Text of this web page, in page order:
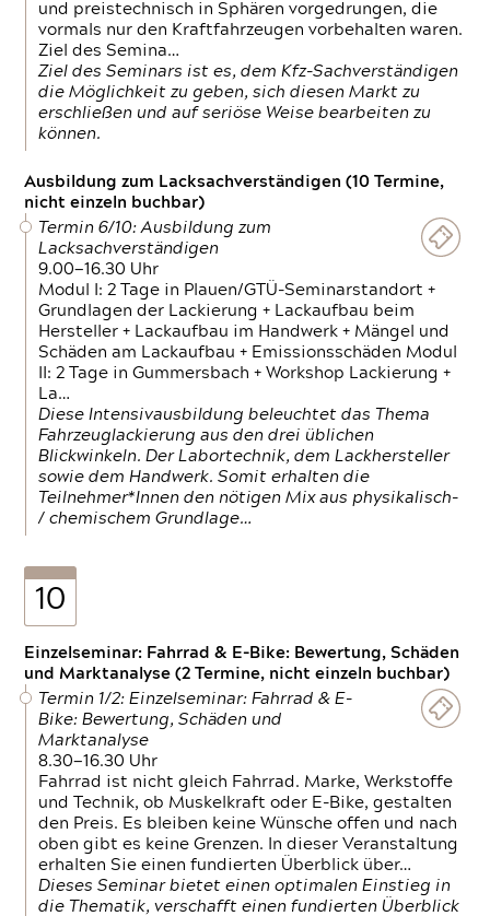
und preistechnisch in Sphären vorgedrungen, die
vormals nur den Kraftfahrzeugen vorbehalten waren.
Ziel des Semina…
Ziel des Seminars ist es, dem Kfz-Sachverständigen
die Möglichkeit zu geben, sich diesen Markt zu
erschließen und auf seriöse Weise bearbeiten zu
können.
Ausbildung zum Lacksachverständigen (10 Termine,
nicht einzeln buchbar)
Termin 6/10: Ausbildung zum
Lacksachverständigen
9.00—16.30 Uhr
Modul I: 2 Tage in Plauen/GTÜ-Seminarstandort +
Grundlagen der Lackierung + Lackaufbau beim
Hersteller + Lackaufbau im Handwerk + Mängel und
Schäden am Lackaufbau + Emissionsschäden Modul
II: 2 Tage in Gummersbach + Workshop Lackierung +
La…
Diese Intensivausbildung beleuchtet das Thema
Fahrzeuglackierung aus den drei üblichen
Blickwinkeln. Der Labortechnik, dem Lackhersteller
sowie dem Handwerk. Somit erhalten die
Teilnehmer*Innen den nötigen Mix aus physikalisch-
/ chemischem Grundlage…
10
Einzelseminar: Fahrrad & E-Bike: Bewertung, Schäden
und Marktanalyse (2 Termine, nicht einzeln buchbar)
Termin 1/2: Einzelseminar: Fahrrad & E-
Bike: Bewertung, Schäden und
Marktanalyse
8.30—16.30 Uhr
Fahrrad ist nicht gleich Fahrrad. Marke, Werkstoffe
und Technik, ob Muskelkraft oder E-Bike, gestalten
den Preis. Es bleiben keine Wünsche offen und nach
oben gibt es keine Grenzen. In dieser Veranstaltung
erhalten Sie einen fundierten Überblick über…
Dieses Seminar bietet einen optimalen Einstieg in
die Thematik, verschafft einen fundierten Überblick